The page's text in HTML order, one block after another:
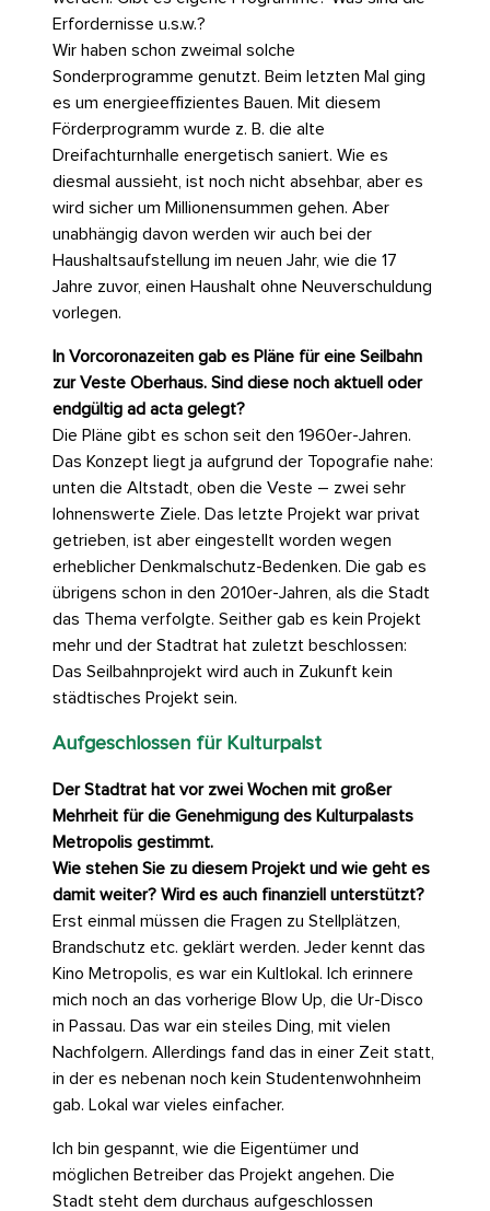
Erfordernisse u.s.w.?
Wir haben schon zweimal solche
Sonderprogramme genutzt. Beim letzten Mal ging
es um energieeffizientes Bauen. Mit diesem
Förderprogramm wurde z. B. die alte
Dreifachturnhalle energetisch saniert. Wie es
diesmal aussieht, ist noch nicht absehbar, aber es
wird sicher um Millionensummen gehen. Aber
unabhängig davon werden wir auch bei der
Haushaltsaufstellung im neuen Jahr, wie die 17
Jahre zuvor, einen Haushalt ohne Neuverschuldung
vorlegen.
In Vorcoronazeiten gab es Pläne für eine Seilbahn
zur Veste Oberhaus. Sind diese noch aktuell oder
endgültig ad acta gelegt?
Die Pläne gibt es schon seit den 1960er-Jahren.
Das Konzept liegt ja aufgrund der Topografie nahe:
unten die Altstadt, oben die Veste – zwei sehr
lohnenswerte Ziele. Das letzte Projekt war privat
getrieben, ist aber eingestellt worden wegen
erheblicher Denkmalschutz-Bedenken. Die gab es
übrigens schon in den 2010er-Jahren, als die Stadt
das Thema verfolgte. Seither gab es kein Projekt
mehr und der Stadtrat hat zuletzt beschlossen:
Das Seilbahnprojekt wird auch in Zukunft kein
städtisches Projekt sein.
Aufgeschlossen für Kulturpalst
Der Stadtrat hat vor zwei Wochen mit großer
Mehrheit für die Genehmigung des Kulturpalasts
Metropolis gestimmt.
Wie stehen Sie zu diesem Projekt und wie geht es
damit weiter? Wird es auch finanziell unterstützt?
Erst einmal müssen die Fragen zu Stellplätzen,
Brandschutz etc. geklärt werden. Jeder kennt das
Kino Metropolis, es war ein Kultlokal. Ich erinnere
mich noch an das vorherige Blow Up, die Ur-Disco
in Passau. Das war ein steiles Ding, mit vielen
Nachfolgern. Allerdings fand das in einer Zeit statt,
in der es nebenan noch kein Studentenwohnheim
gab. Lokal war vieles einfacher.
Ich bin gespannt, wie die Eigentümer und
möglichen Betreiber das Projekt angehen. Die
Stadt steht dem durchaus aufgeschlossen